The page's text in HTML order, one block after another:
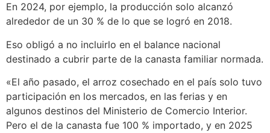
En 2024, por ejemplo, la producción solo alcanzó
alrededor de un 30 % de lo que se logró en 2018.
Eso obligó a no incluirlo en el balance nacional
destinado a cubrir parte de la canasta familiar normada.
«El año pasado, el arroz cosechado en el país solo tuvo
participación en los mercados, en las ferias y en
algunos destinos del Ministerio de Comercio Interior.
Pero el de la canasta fue 100 % importado, y en 2025